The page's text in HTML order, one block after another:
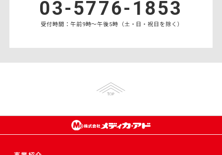
03-5776-1853
受付時間：午前9時〜午後5時（土・日・祝日を除く）